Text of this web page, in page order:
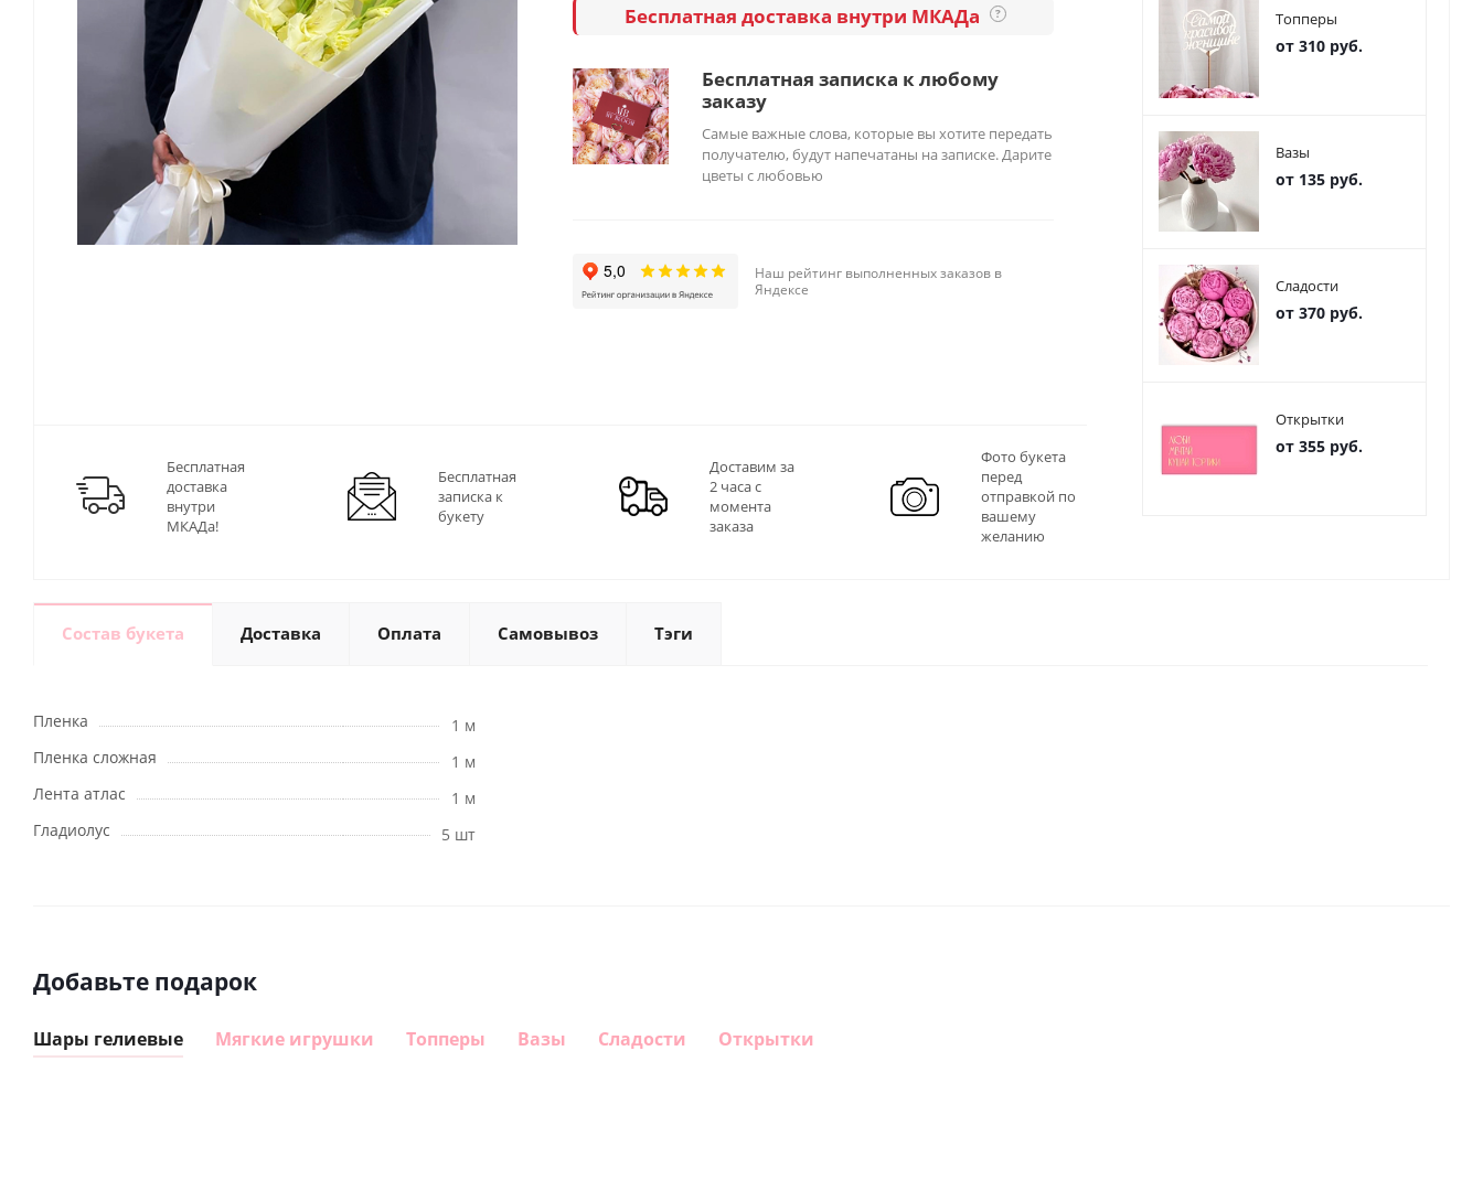
Бесплатная доставка внутри МКАДа ?
Бесплатная записка к любому
заказу
Самые важные слова, которые вы хотите передать
получателю, будут напечатаны на записке. Дарите
цветы с любовью
Наш рейтинг выполненных заказов в
Яндексе
Бесплатная
доставка
внутри
МКАДа!
Бесплатная
записка к
букету
Доставим за
2 часа с
момента
заказа
Фото букета
перед
отправкой по
вашему
желанию
Топперы
от 310 руб.
Вазы
от 135 руб.
Сладости
от 370 руб.
Открытки
от 355 руб.
Состав букета Доставка Оплата Самовывоз Тэги
Пленка
1 м
Пленка сложная
1 м
Лента атлас
1 м
Гладиолус
5 шт
Добавьте подарок
Шары гелиевые Мягкие игрушки Топперы Вазы Сладости Открытки